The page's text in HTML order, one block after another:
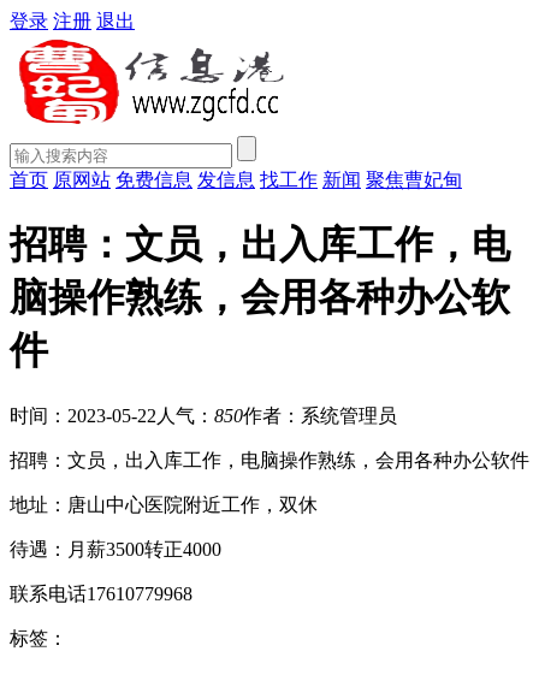
登录 注册 退出
首页 原网站 免费信息 发信息 找工作 新闻 聚焦曹妃甸
招聘：文员，出入库工作，电
脑操作熟练，会用各种办公软
件
时间：2023-05-22 人气： 850作者：系统管理员
招聘：文员，出入库工作，电脑操作熟练，会用各种办公软件
地址：唐山中心医院附近工作，双休
待遇：月薪3500转正4000
联系电话17610779968
标签：